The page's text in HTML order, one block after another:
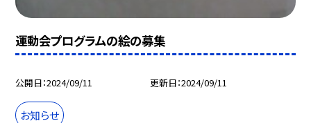
運動会プログラムの絵の募集
公開日 2024/09/11 更新日 2024/09/11
お知らせ